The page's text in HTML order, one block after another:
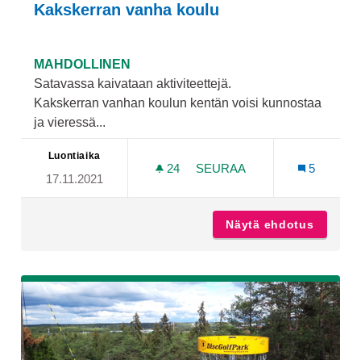
Kakskerran vanha koulu
MAHDOLLINEN
Satavassa kaivataan aktiviteettejä.
Kakskerran vanhan koulun kentän voisi kunnostaa
ja vieressä...
Luontiaika
17.11.2021
24 24 SEURAAJAA
SEURAA
5
Näytä ehdotus